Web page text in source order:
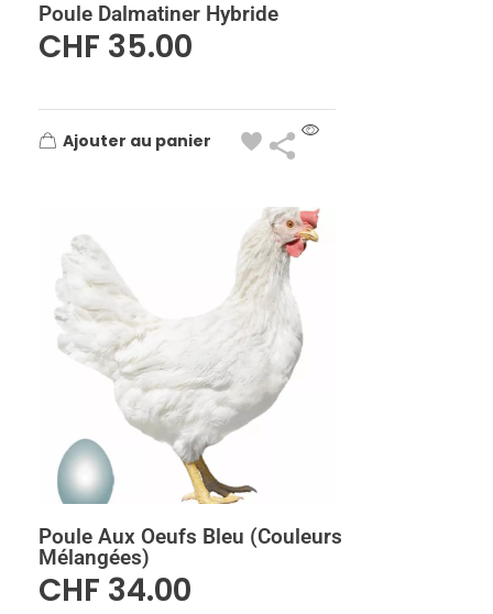
Poule Dalmatiner Hybride
CHF 35.00
Ajouter au panier
Poule Aux Oeufs Bleu (couleurs
Mélangées)
CHF 34.00